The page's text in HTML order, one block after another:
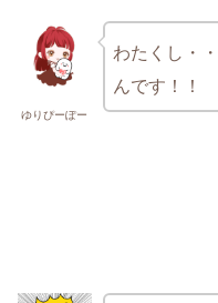
ゆりぴーぽー
わたくし・・
んです！！